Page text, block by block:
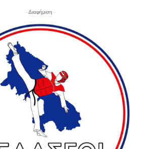
- Διαφήμιση -